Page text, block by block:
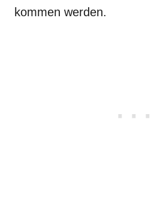
kommen werden.